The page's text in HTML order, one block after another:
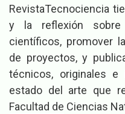
RevistaTecnociencia
y la reflexión sobre
científicos, promover
de proyectos, y
técnicos, originales
estado del arte que
Facultad de Ciencias